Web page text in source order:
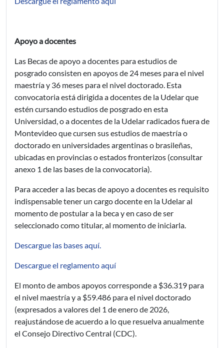
Apoyo a docentes
Las Becas de apoyo a docentes para estudios de
posgrado consisten en apoyos de 24 meses para el nivel
maestría y 36 meses para el nivel doctorado. Esta
convocatoria está dirigida a docentes de la Udelar que
estén cursando estudios de posgrado en esta
Universidad, o a docentes de la Udelar radicados fuera de
Montevideo que cursen sus estudios de maestría o
doctorado en universidades argentinas o brasileñas,
ubicadas en provincias o estados fronterizos (consultar
anexo 1 de las bases de la convocatoria).
Para acceder a las becas de apoyo a docentes es requisito
indispensable tener un cargo docente en la Udelar al
momento de postular a la beca y en caso de ser
seleccionado como titular, al momento de iniciarla.
Descargue las bases aquí.
Descargue el reglamento aquí
El monto de ambos apoyos corresponde a $36.319 para
el nivel maestría y a $59.486 para el nivel doctorado
(expresados a valores del 1 de enero de 2026,
reajustándose de acuerdo a lo que resuelva anualmente
el Consejo Directivo Central (CDC).